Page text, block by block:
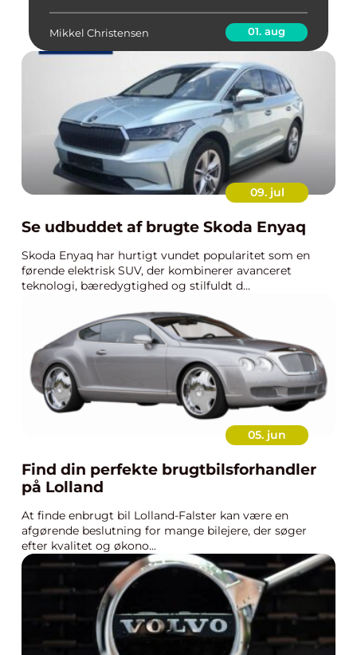
Mikkel Christensen 01. aug
09. jul
Se udbuddet af brugte Skoda Enyaq
Skoda Enyaq har hurtigt vundet popularitet som en
førende elektrisk SUV, der kombinerer avanceret
teknologi, bæredygtighed og stilfuldt d...
05. jun
Find din perfekte brugtbilsforhandler
på Lolland
At finde enbrugt bil Lolland-Falster kan være en
afgørende beslutning for mange bilejere, der søger
efter kvalitet og økono...